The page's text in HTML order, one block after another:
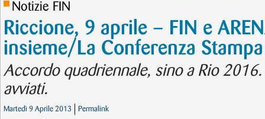
Notizie FIN
Riccione, 9 aprile – FIN e
insieme/La Conferenza Stampa
Accordo quadriennale, sino a Rio
avviati.
Martedì 9 Aprile 2013 Permalink